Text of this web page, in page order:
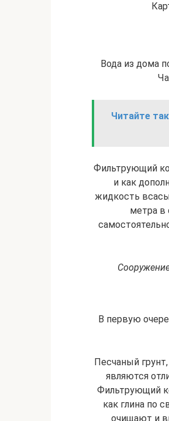
Вода из дома
Читайте
Фильтрующий
и как
жидкость
метра в
В первую
Песчаный
являются
Фильтрующий
как глина по
очищают и